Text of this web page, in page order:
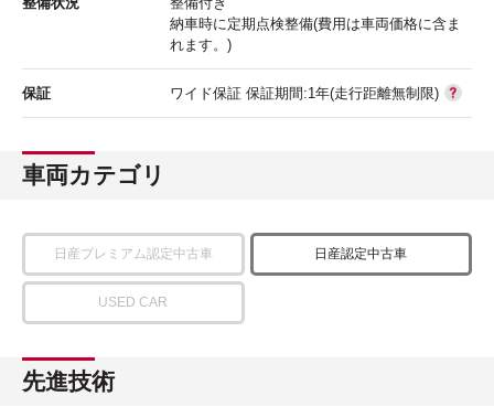
納車時に定期点検整備(費用は車両価格に含ま
れます。)
保証 ワイド保証 保証期間:1年(走行距離無制限)
車両カテゴリ
日産プレミアム認定中古車 日産認定中古車
USED CAR
先進技術